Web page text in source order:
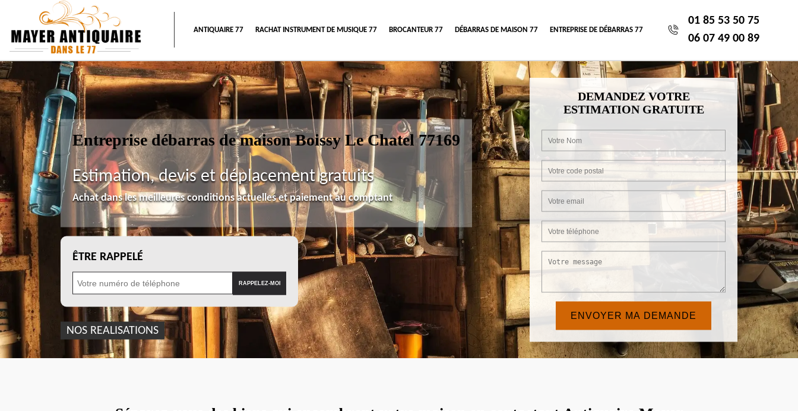
ANTIQUAIRE 77 RACHAT INSTRUMENT DE MUSIQUE 77 BROCANTEUR 77 DÉBARRAS DE MAISON 77 ENTREPRISE DE DÉBARRAS 77
01 85 53 50 75
06 07 49 00 89
Entreprise débarras de maison Boissy Le Chatel 77169
Estimation, devis et déplacement gratuits
Achat dans les meilleures conditions actuelles et paiement au comptant
ÊTRE RAPPELÉ
NOS REALISATIONS
DEMANDEZ VOTRE
ESTIMATION GRATUITE